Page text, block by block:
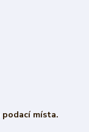
podací místa.